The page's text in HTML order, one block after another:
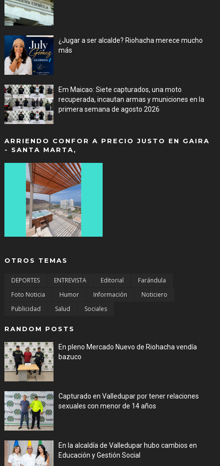
¿Jugar a ser alcalde? Riohacha merece mucho
más
Em Maicao: Siete capturados, una moto
recuperada, incautan armas y municiones en la
primera semana de agosto 2026
ARRIENDO CONFOR A PRECIO JUSTO EN GAIRA
- SANTA MARTA,
OTROS TEMAS
DEPORTES ENTREVISTA Editorial
Farándula
Foto Noticia
Humor Información
Noticiero
Publicidad
Salud Sociales
RANDOM POSTS
En pleno Mercado Nuevo de Riohacha vendía
bazuco
Capturado en Valledupar por tener relaciones
sexuales con menor de 14 años
En la alcaldía de Valledupar hubo cambios en
Educación y Gestión Social